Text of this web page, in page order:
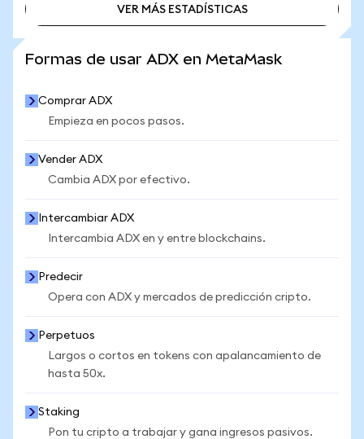
VER MÁS ESTADÍSTICAS
Formas de usar ADX en MetaMask
Comprar ADX
Empieza en pocos pasos.
Vender ADX
Cambia ADX por efectivo.
Intercambiar ADX
Intercambia ADX en y entre blockchains.
Predecir
Opera con ADX y mercados de predicción cripto.
Perpetuos
Largos o cortos en tokens con apalancamiento de
hasta 50x.
Staking
Pon tu cripto a trabajar y gana ingresos pasivos.